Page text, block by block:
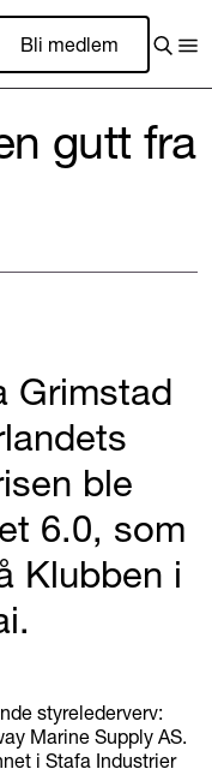
Bli medlem
gutt fra
Grimstad
ble
6.0, som
Klubben i
styrelederverv:
Marine Supply AS.
i Stafa Industrier